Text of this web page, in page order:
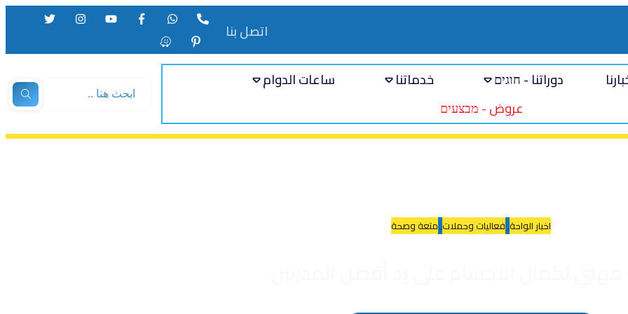
اتصل بنا
دوراتنا - חוגים خدماتنا
ساعات الدوام
عروض - מבצעים
اخبار الواحة,فعاليات وحملات,متعة وصحة